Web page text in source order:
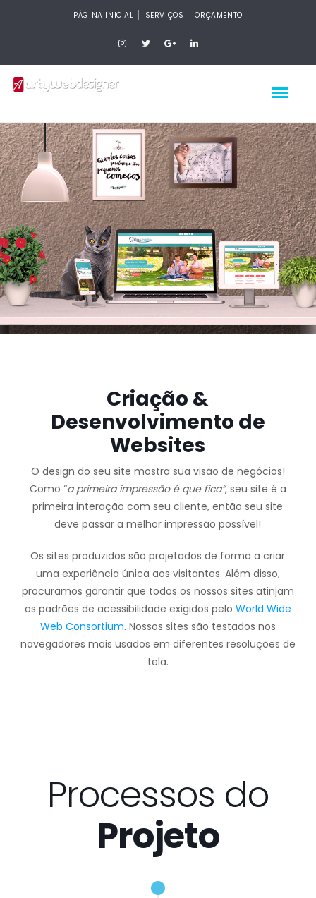
PÁGINA INICIAL SERVIÇOS ORÇAMENTO
Criação &
Desenvolvimento de
Websites
O design do seu site mostra sua visão de negócios!
Como “a primeira impressão é que fica”, seu site é a
primeira interação com seu cliente, então seu site
deve passar a melhor impressão possível!
Os sites produzidos são projetados de forma a criar
uma experiência única aos visitantes. Além disso,
procuramos garantir que todos os nossos sites atinjam
os padrões de acessibilidade exigidos pelo World Wide
Web Consortium. Nossos sites são testados nos
navegadores mais usados em diferentes resoluções de
tela.
Processos do
Projeto